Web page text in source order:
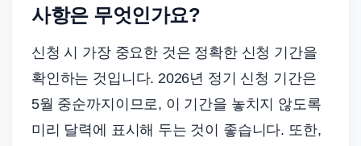
사항은 무엇인가요?
신청 시 가장 중요한 것은 정확한 신청 기간을
확인하는 것입니다. 2026년 정기 신청 기간은
5월 중순까지이므로, 이 기간을 놓치지 않도록
미리 달력에 표시해 두는 것이 좋습니다. 또한,